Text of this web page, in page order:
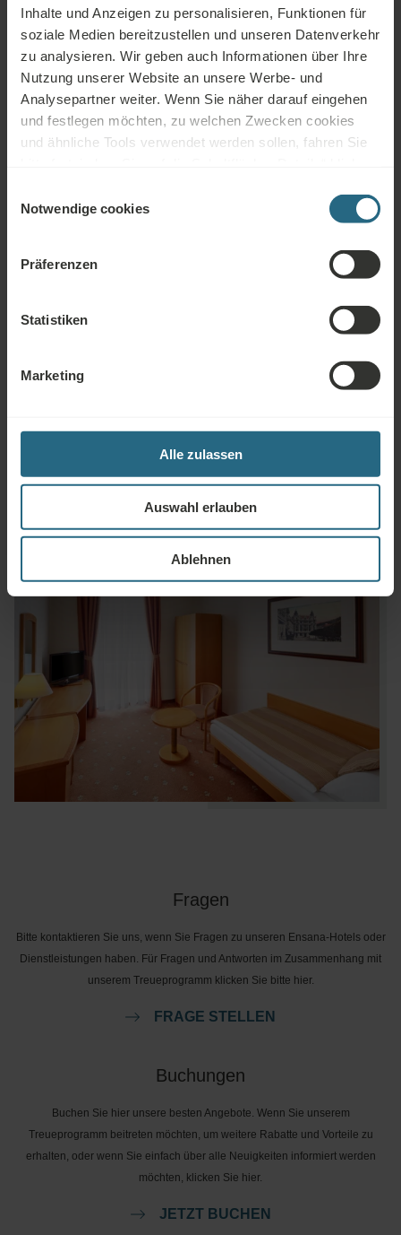
Inhalte und Anzeigen zu personalisieren, Funktionen für
soziale Medien bereitzustellen und unseren Datenverkehr
zu analysieren. Wir geben auch Informationen über Ihre
Nutzung unserer Website an unsere Werbe- und
Analysepartner weiter. Wenn Sie näher darauf eingehen
und festlegen möchten, zu welchen Zwecken cookies
und ähnliche Tools verwendet werden sollen, fahren Sie
Schaltfläche „Alle aktivieren“ fort.
Notwendige cookies
Präferenzen
Statistiken
Marketing
Alle zulassen
Auswahl erlauben
Ablehnen
Kostenfreie Toilettenartikel
Duschhaube
Bademantel
Hausschuhe
INKLUDIERTE SERVICES
SERVICES GEG. GEBÜHR
Chemische Reinigung
Fragen
Bitte kontaktieren Sie uns, wenn Sie Fragen zu unseren Ensana-Hotels oder
Dienstleistungen haben. Für Fragen und Antworten im Zusammenhang mit
unserem Treueprogramm klicken Sie bitte hier.
FRAGE STELLEN
Buchungen
Buchen Sie hier unsere besten Angebote. Wenn Sie unserem
Treueprogramm beitreten möchten, um weitere Rabatte und Vorteile zu
erhalten, oder wenn Sie einfach über alle Neuigkeiten informiert werden
möchten, klicken Sie hier.
JETZT BUCHEN